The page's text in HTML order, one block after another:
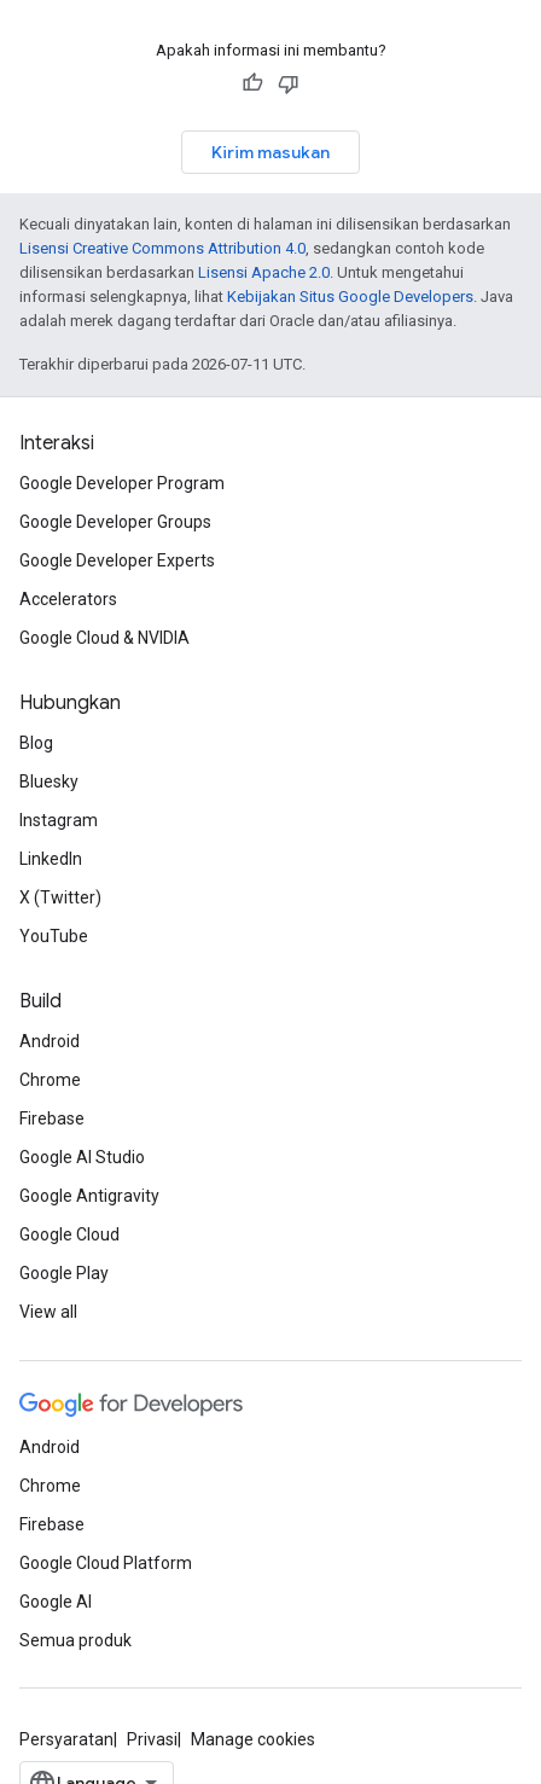
Apakah informasi ini membantu?
Kirim masukan
Kecuali dinyatakan lain, konten di halaman ini dilisensikan berdasarkan
Lisensi Creative Commons Attribution 4.0, sedangkan contoh kode
dilisensikan berdasarkan Lisensi Apache 2.0. Untuk mengetahui
informasi selengkapnya, lihat Kebijakan Situs Google Developers. Java
adalah merek dagang terdaftar dari Oracle dan/atau afiliasinya.
Terakhir diperbarui pada 2026-07-11 UTC.
Interaksi
Google Developer Program
Google Developer Groups
Google Developer Experts
Accelerators
Google Cloud & NVIDIA
Hubungkan
Blog
Bluesky
Instagram
LinkedIn
X (Twitter)
YouTube
Build
Android
Chrome
Firebase
Google AI Studio
Google Antigravity
Google Cloud
Google Play
View all
Android
Chrome
Firebase
Google Cloud Platform
Google AI
Semua produk
Persyaratan Privasi Manage cookies